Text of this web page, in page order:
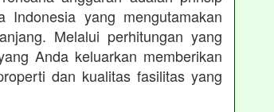
Indonesia yang mengutamakan
Melalui perhitungan yang
Anda keluarkan memberikan
dan kualitas fasilitas yang